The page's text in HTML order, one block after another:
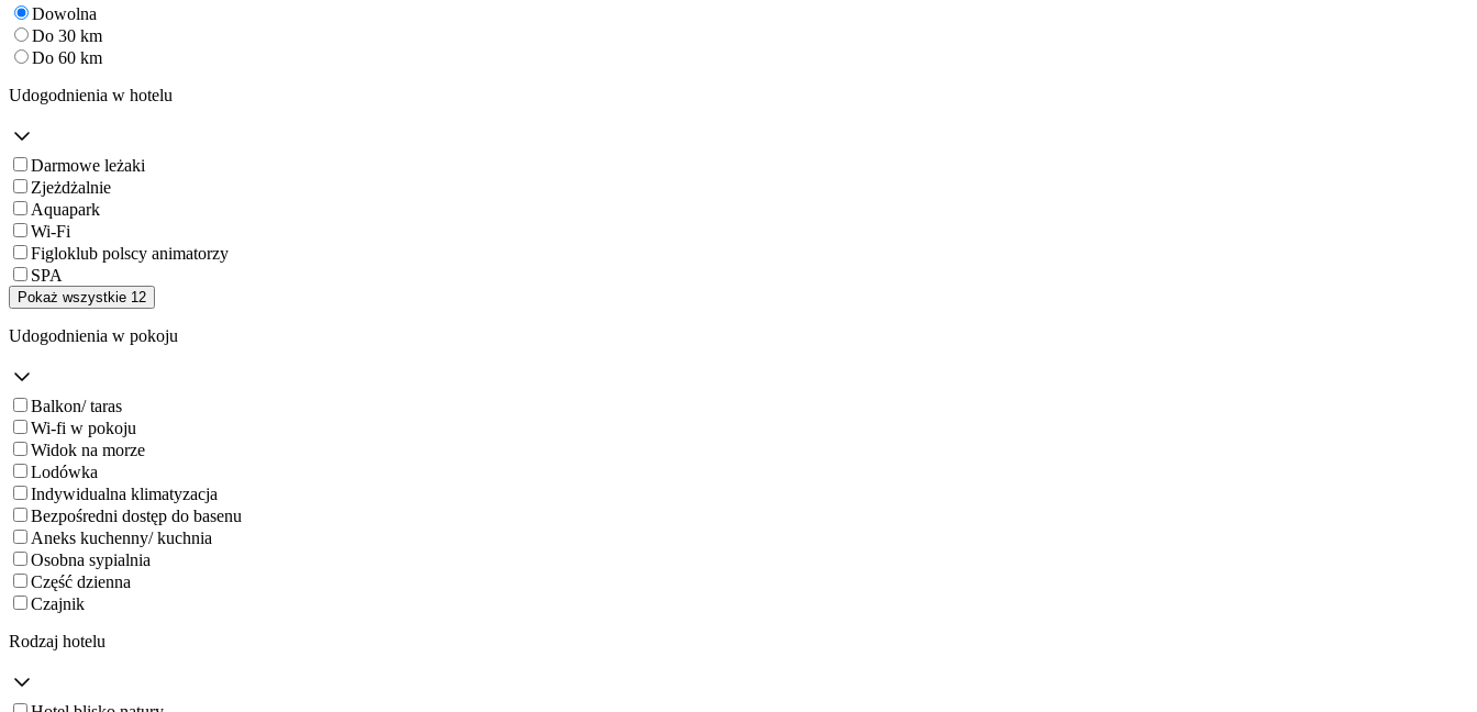
Dowolna
Do 30 km
Do 60 km
Udogodnienia w hotelu
Darmowe leżaki
Zjeżdżalnie
Aquapark
Wi-Fi
Figloklub polscy animatorzy
SPA
Pokaż wszystkie 12
Udogodnienia w pokoju
Balkon/ taras
Wi-fi w pokoju
Widok na morze
Lodówka
Indywidualna klimatyzacja
Bezpośredni dostęp do basenu
Aneks kuchenny/ kuchnia
Osobna sypialnia
Część dzienna
Czajnik
Rodzaj hotelu